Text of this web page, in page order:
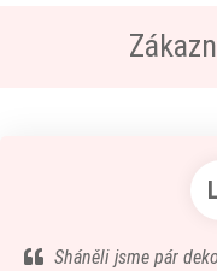
Sháněli jsme pár